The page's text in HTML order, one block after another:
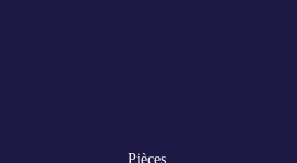
Pièces